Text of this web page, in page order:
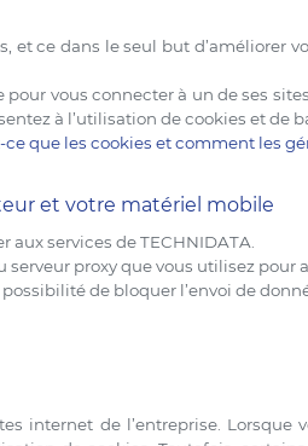
ce dans le seul but d’améliorer
vous connecter à un de ses
à l’utilisation de cookies et de
ce que les cookies et comment les
et votre matériel mobile
services de TECHNIDATA.
proxy que vous utilisez
de bloquer l’envoi de
internet de l’entreprise. Lorsque